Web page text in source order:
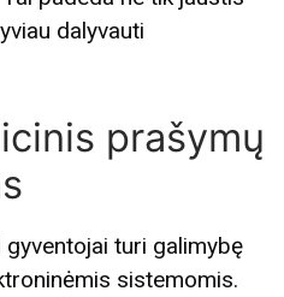
dalyvauti
prašymų
gyventojai turi galimybę
sistemomis.